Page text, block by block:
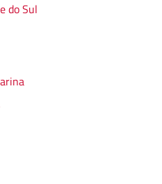
do Sul